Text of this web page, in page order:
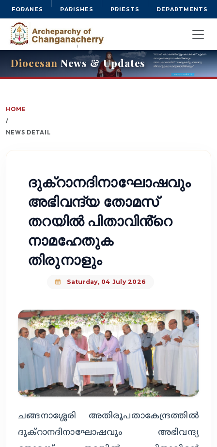
FORANES PARISHES PRIESTS DEPARTMENTS
Diocesan News & Updates
HOME
/
NEWS DETAIL
ദുക്റാനദിനാഘോഷവും
അഭിവന്ദ്യ തോമസ്
തറയിൽ പിതാവിൻ്റെ
നാമഹേതുക
തിരുനാളും
Saturday, 04 July 2026
ചങ്ങനാശ്ശേരി അതിരൂപതാകേന്ദ്രത്തിൽ
ദുക്റാനദിനാഘോഷവും അഭിവന്ദ്യ